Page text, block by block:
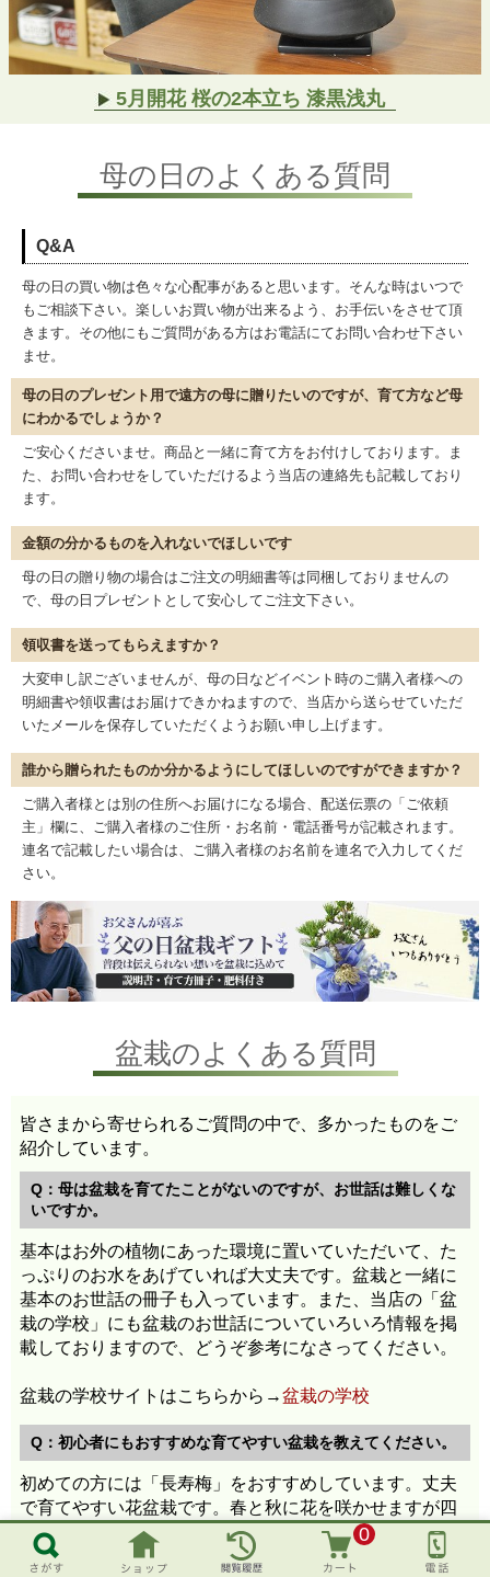
0
5月開花 桜の2本立ち 漆黒浅丸
母の日のよくある質問
母の日の買い物は色々な心配事があると思います。そんな時はいつで
も ご相談下さい。楽しいお買い物が出来るよう、お手伝いをさせて頂
きます。 その他にもご質問がある方はお電話にてお問い合わせ下さい
ませ。
母の日のプレゼント用で遠方の母に贈りたいのですが、育て方など母
にわかるでしょうか？
ご安心くださいませ。商品と一緒に育て方をお付けしております。ま
た、お問い合わせをしていただけるよう当店の連絡先も記載しており
ます。
金額の分かるものを入れないでほしいです
母の日の贈り物の場合はご注文の明細書等は同梱しておりませんの
で、母の日プレゼントとして安心してご注文下さい。
領収書を送ってもらえますか？
大変申し訳ございませんが、母の日などイベント時のご購入者様への
明細書や領収書はお届けできかねますので、当店から送らせていただ
いたメールを保存していただくようお願い申し上げます。
誰から贈られたものか分かるようにしてほしいのですができますか？
ご購入者様とは別の住所へお届けになる場合、配送伝票の「ご依頼
主」欄に、ご購入者様のご住所・お名前・電話番号が記載されます。
連名で記載したい場合は、ご購入者様のお名前を連名で入力してくだ
さい。
盆栽のよくある質問
皆さまから寄せられるご質問の中で、多かったものをご
紹介しています。
Q：母は盆栽を育てたことがないのですが、お世話は難しくな
いですか。
基本はお外の植物にあった環境に置いていただいて、た
っぷりのお水をあげていれば大丈夫です。盆栽と一緒に
基本のお世話の冊子も入っています。また、当店の「盆
栽の学校」にも盆栽のお世話についていろいろ情報を掲
載しておりますので、どうぞ参考になさってください。
盆栽の学校サイトはこちらから→盆栽の学校
Q：初心者にもおすすめな育てやすい盆栽を教えてください。
初めての方には「長寿梅」をおすすめしています。丈夫
で育てやすい花盆栽です。春と秋に花を咲かせますが四
季咲きですので長くお花を楽しめます。また、枝もつぎ
つぎと生えてきますので、剪定などで切りすぎても樹形